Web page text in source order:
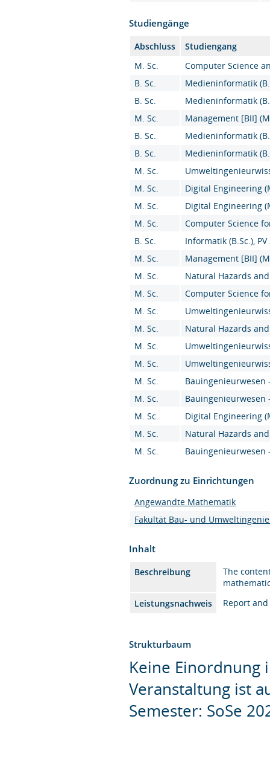
Studiengänge
Abschluss
Studiengang
M. Sc.
Computer Science
B. Sc.
Medieninformatik
B. Sc.
Medieninformatik
M. Sc.
Management [BII]
B. Sc.
Medieninformatik
B. Sc.
Medieninformatik
M. Sc.
M. Sc.
Digital Engineering
M. Sc.
Digital Engineering
M. Sc.
Computer Science
B. Sc.
Informatik (B.Sc.), PV
M. Sc.
Management [BII]
M. Sc.
Natural Hazards and
M. Sc.
Computer Science
M. Sc.
M. Sc.
Natural Hazards and
M. Sc.
M. Sc.
M. Sc.
Bauingenieurwesen
M. Sc.
Bauingenieurwesen
M. Sc.
Digital Engineering
M. Sc.
Natural Hazards and
M. Sc.
Bauingenieurwesen
Zuordnung zu Einrichtungen
Angewandte Mathematik
Fakultät Bau- und
Inhalt
Beschreibung
The
Leistungsnachweis
Report
Strukturbaum
Keine Einordnung
Veranstaltung ist
Semester: SoSe